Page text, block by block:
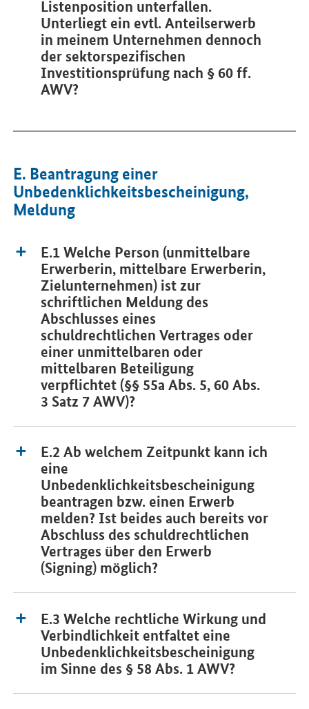
Listenposition unterfallen.
Unterliegt ein evtl. Anteilserwerb
in meinem Unternehmen dennoch
der sektorspezifischen
Investitionsprüfung nach § 60 ff.
AWV?
E. Beantragung einer
Unbedenklichkeitsbescheinigung,
Meldung
E.1 Welche Person (unmittelbare
Erwerberin, mittelbare Erwerberin,
Zielunternehmen) ist zur
schriftlichen Meldung des
Abschlusses eines
schuldrechtlichen Vertrages oder
einer unmittelbaren oder
mittelbaren Beteiligung
verpflichtet (§§ 55a Abs. 5, 60 Abs.
3 Satz 7 AWV)?
E.2 Ab welchem Zeitpunkt kann ich
eine
Unbedenklichkeitsbescheinigung
beantragen bzw. einen Erwerb
melden? Ist beides auch bereits vor
Abschluss des schuldrechtlichen
Vertrages über den Erwerb
(Signing) möglich?
E.3 Welche rechtliche Wirkung und
Verbindlichkeit entfaltet eine
Unbedenklichkeitsbescheinigung
im Sinne des § 58 Abs. 1 AWV?